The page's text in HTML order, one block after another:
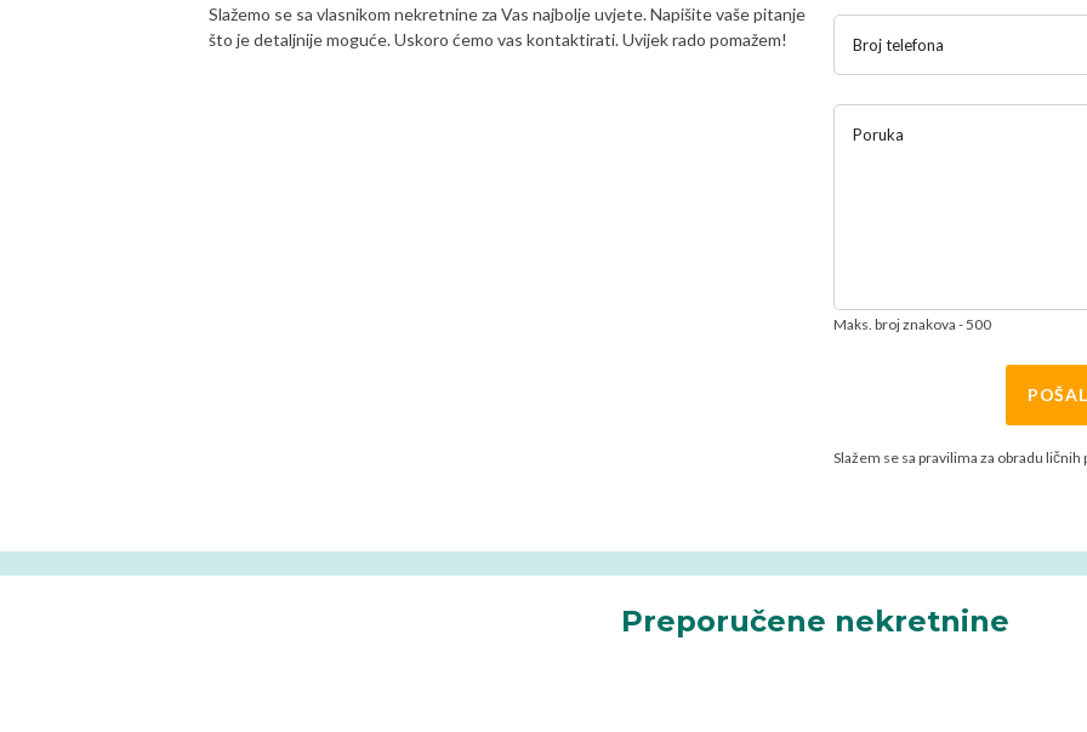
Slažemo se sa vlasnikom nekretnine za Vas najbolje uvjete. Napišite vaše pitanje
što je detaljnije moguće. Uskoro ćemo vas kontaktirati. Uvijek rado pomažem!
Broj telefona
Poruka
Maks. broj znakova - 500
Slažem se sa pravilima za obradu
Preporučene nekretnine